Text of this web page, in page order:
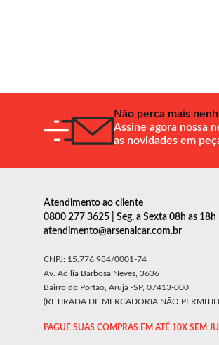
Não perca mais
Assine agora nossa
as novidades em
Atendimento ao cliente
0800 277 3625 | Seg. a Sexta 08h as 18h
atendimento@arsenalcar.com.br
CNPJ: 15.776.984/0001-74
Av. Adília Barbosa Neves, 3636
Bairro do Portão, Arujá -SP, 07413-000
(RETIRADA DE MERCADORIA NÃO
PAGUE SUAS COMPRAS EM ATÉ 10X SEM